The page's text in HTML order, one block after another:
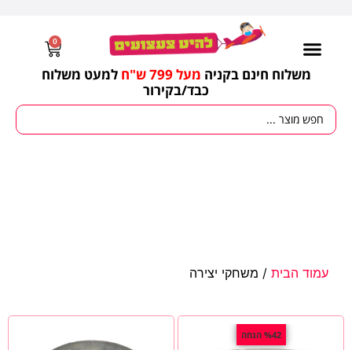
משלוח חינם בקניה מעל 799 ש"ח
למעט משלוח
כבד/בקירור
0
עמוד הבית / משחקי יצירה
%42 הנחה